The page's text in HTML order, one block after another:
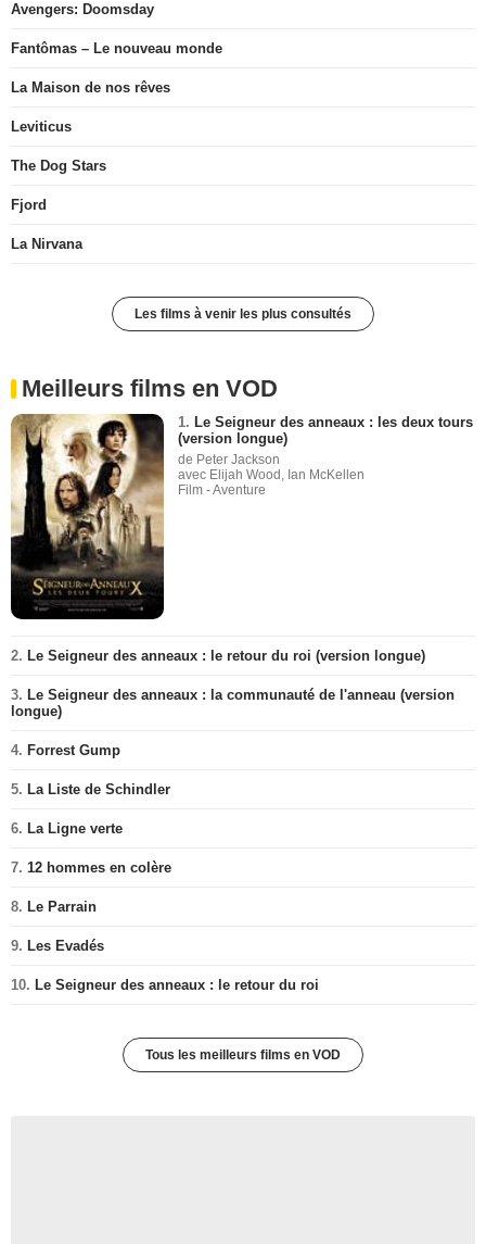
Avengers: Doomsday
Fantômas – Le nouveau monde
La Maison de nos rêves
Leviticus
The Dog Stars
Fjord
La Nirvana
Les films à venir les plus consultés
Meilleurs films en VOD
1. Le Seigneur des anneaux : les deux tours
(version longue)
de Peter Jackson
avec Elijah Wood, Ian McKellen
Film - Aventure
2. Le Seigneur des anneaux : le retour du roi (version longue)
3. Le Seigneur des anneaux : la communauté de l'anneau (version
longue)
4. Forrest Gump
5. La Liste de Schindler
6. La Ligne verte
7. 12 hommes en colère
8. Le Parrain
9. Les Evadés
10. Le Seigneur des anneaux : le retour du roi
Tous les meilleurs films en VOD